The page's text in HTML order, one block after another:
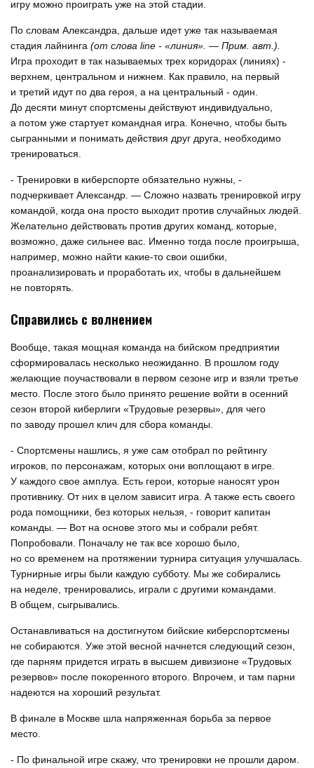
игру можно проиграть уже на этой стадии.
По словам Александра, дальше идет уже так называемая
стадия лайнинга (от слова line - «линия». — Прим. авт.).
Игра проходит в так называемых трех коридорах (линиях) -
верхнем, центральном и нижнем. Как правило, на первый
и третий идут по два героя, а на центральный - один.
До десяти минут спортсмены действуют индивидуально,
а потом уже стартует командная игра. Конечно, чтобы быть
сыгранными и понимать действия друг друга, необходимо
тренироваться.
- Тренировки в киберспорте обязательно нужны, -
подчеркивает Александр. — Сложно назвать тренировкой игру
командой, когда она просто выходит против случайных людей.
Желательно действовать против других команд, которые,
возможно, даже сильнее вас. Именно тогда после проигрыша,
например, можно найти какие-то свои ошибки,
проанализировать и проработать их, чтобы в дальнейшем
не повторять.
Справились с волнением
Вообще, такая мощная команда на бийском предприятии
сформировалась несколько неожиданно. В прошлом году
желающие поучаствовали в первом сезоне игр и взяли третье
место. После этого было принято решение войти в осенний
сезон второй киберлиги «Трудовые резервы», для чего
по заводу прошел клич для сбора команды.
- Спортсмены нашлись, я уже сам отобрал по рейтингу
игроков, по персонажам, которых они воплощают в игре.
У каждого свое амплуа. Есть герои, которые наносят урон
противнику. От них в целом зависит игра. А также есть своего
рода помощники, без которых нельзя, - говорит капитан
команды. — Вот на основе этого мы и собрали ребят.
Попробовали. Поначалу не так все хорошо было,
но со временем на протяжении турнира ситуация улучшалась.
Турнирные игры были каждую субботу. Мы же собирались
на неделе, тренировались, играли с другими командами.
В общем, сыгрывались.
Останавливаться на достигнутом бийские киберспортсмены
не собираются. Уже этой весной начнется следующий сезон,
где парням придется играть в высшем дивизионе «Трудовых
резервов» после покоренного второго. Впрочем, и там парни
надеются на хороший результат.
В финале в Москве шла напряженная борьба за первое
место.
- По финальной игре скажу, что тренировки не прошли даром.